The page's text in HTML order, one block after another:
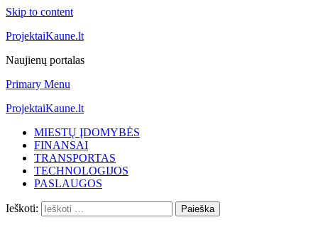
Skip to content
ProjektaiKaune.lt
Naujienų portalas
Primary Menu
ProjektaiKaune.lt
MIESTŲ ĮDOMYBĖS
FINANSAI
TRANSPORTAS
TECHNOLOGIJOS
PASLAUGOS
Ieškoti: